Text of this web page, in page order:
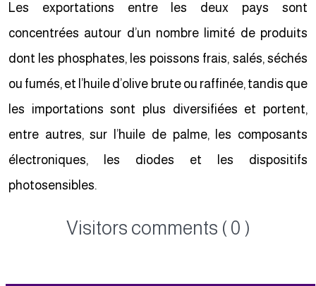
Les exportations entre les deux pays sont
concentrées autour d’un nombre limité de produits
dont les phosphates, les poissons frais, salés, séchés
ou fumés, et l’huile d’olive brute ou raffinée, tandis que
les importations sont plus diversifiées et portent,
entre autres, sur l’huile de palme, les composants
électroniques, les diodes et les dispositifs
photosensibles.
Visitors comments ( 0 )